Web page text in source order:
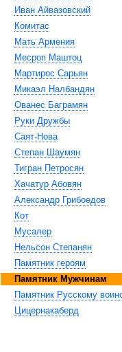
Иван Айвазовский
Комитас
Мать Армения
Месроп Маштоц
Мартирос Сарьян
Микаэл Налбандян
Ованес Баграмян
Руки Дружбы
Саят-Нова
Степан Шаумян
Тигран Петросян
Хачатур Абовян
Александр Грибоедов
Кот
Мусалер
Нельсон Степанян
Памятник героям
Памятник Мужчинам
Памятник Русскому
Цицернакаберд